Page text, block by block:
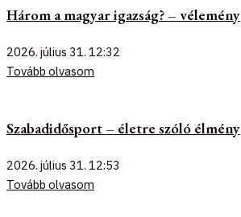
Három a magyar igazság? – vélemény
2026. július 31. 12:32
Tovább olvasom
Szabadidősport – életre szóló élmény
2026. július 31. 12:53
Tovább olvasom